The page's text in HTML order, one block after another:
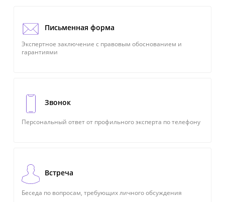
Письменная форма
Экспертное заключение с правовым обоснованием и
гарантиями
Звонок
Персональный ответ от профильного эксперта по телефону
Встреча
Беседа по вопросам, требующих личного обсуждения